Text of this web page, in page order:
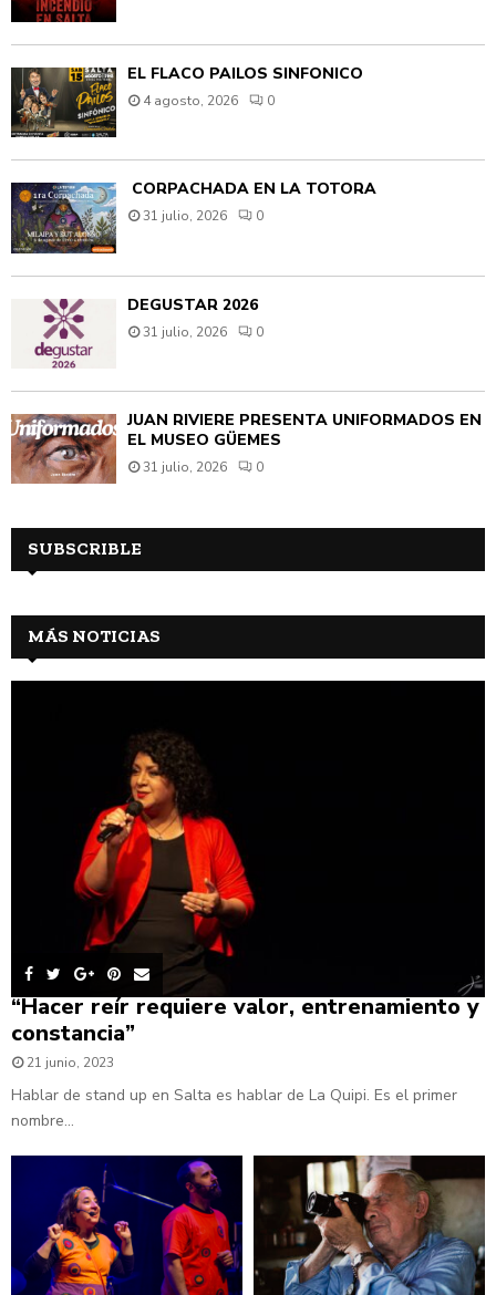
EL FLACO PAILOS SINFÓNICO
4 agosto, 2026 0
CORPACHADA EN LA TOTORA
31 julio, 2026 0
DEGUSTAR 2026
31 julio, 2026 0
JUAN RIVIÈRE PRESENTA UNIFORMADOS EN
EL MUSEO GÜEMES
31 julio, 2026 0
SUBSCRIBLE
MÁS NOTICIAS
“Hacer reír requiere valor, entrenamiento y
constancia”
21 junio, 2023
Hablar de stand up en Salta es hablar de La Quipi. Es el primer
nombre...